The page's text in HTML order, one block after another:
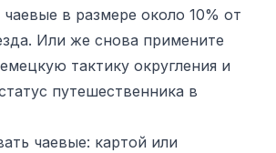
в размере около 10% от
Или же снова примените
тактику округления и
путешественника в
чаевые: картой или